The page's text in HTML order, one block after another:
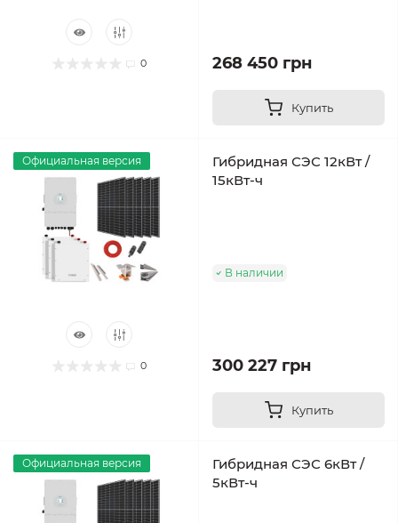
0 268 450 грн
Купить
Официальная версия
0
Гибридная СЭС 12кВт /
15кВт-ч
В наличии
300 227 грн
Купить
Официальная версия
Гибридная СЭС 6кВт /
5кВт-ч